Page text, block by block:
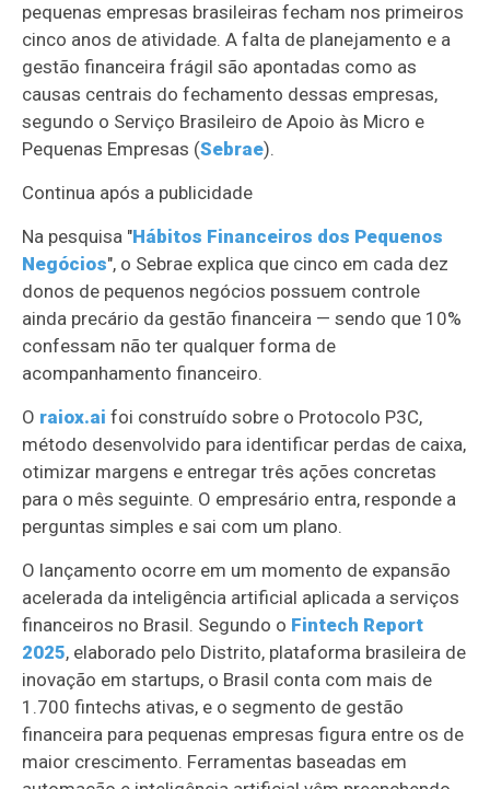
pequenas empresas brasileiras fecham nos primeiros
cinco anos de atividade. A falta de planejamento e a
gestão financeira frágil são apontadas como as
causas centrais do fechamento dessas empresas,
segundo o Serviço Brasileiro de Apoio às Micro e
Pequenas Empresas (Sebrae).
Continua após a publicidade
Na pesquisa "Hábitos Financeiros dos Pequenos
Negócios", o Sebrae explica que cinco em cada dez
donos de pequenos negócios possuem controle
ainda precário da gestão financeira — sendo que 10%
confessam não ter qualquer forma de
acompanhamento financeiro.
O raiox.ai foi construído sobre o Protocolo P3C,
método desenvolvido para identificar perdas de caixa,
otimizar margens e entregar três ações concretas
para o mês seguinte. O empresário entra, responde a
perguntas simples e sai com um plano.
O lançamento ocorre em um momento de expansão
acelerada da inteligência artificial aplicada a serviços
financeiros no Brasil. Segundo o Fintech Report
2025, elaborado pelo Distrito, plataforma brasileira de
inovação em startups, o Brasil conta com mais de
1.700 fintechs ativas, e o segmento de gestão
financeira para pequenas empresas figura entre os de
maior crescimento. Ferramentas baseadas em